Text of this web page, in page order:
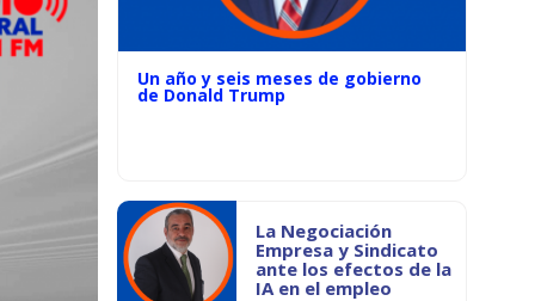
Un año y seis meses de gobierno
de Donald Trump
La Negociación
Empresa y Sindicato
ante los efectos de la
IA en el empleo